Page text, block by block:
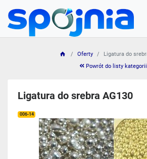
Oferty
Ligatura do
Powrót do listy kategorii
Ligatura do srebra AG130
006-14